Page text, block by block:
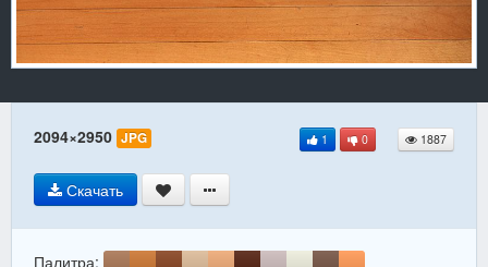
2094×2950 JPG 1 0 1887
Скачать
Палитра: